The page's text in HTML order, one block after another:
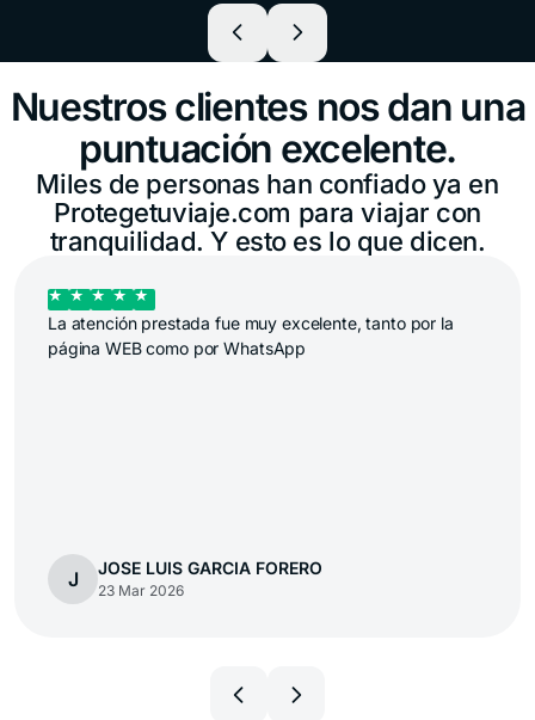
Nuestros clientes nos dan una
puntuación excelente.
Miles de personas han confiado ya en
Protegetuviaje.com para viajar con
tranquilidad. Y esto es lo que dicen.
Me guió Michelle Altube con un inconveniente en asentar
el servicio de Demora Feliz, el que fue solucionado de
J Juan Irizar
23 Mar 2026